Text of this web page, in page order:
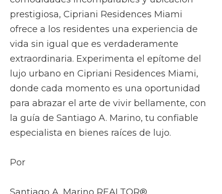
prestigiosa, Cipriani Residences Miami
ofrece a los residentes una experiencia de
vida sin igual que es verdaderamente
extraordinaria. Experimenta el epítome del
lujo urbano en Cipriani Residences Miami,
donde cada momento es una oportunidad
para abrazar el arte de vivir bellamente, con
la guía de Santiago A. Marino, tu confiable
especialista en bienes raíces de lujo.
Por